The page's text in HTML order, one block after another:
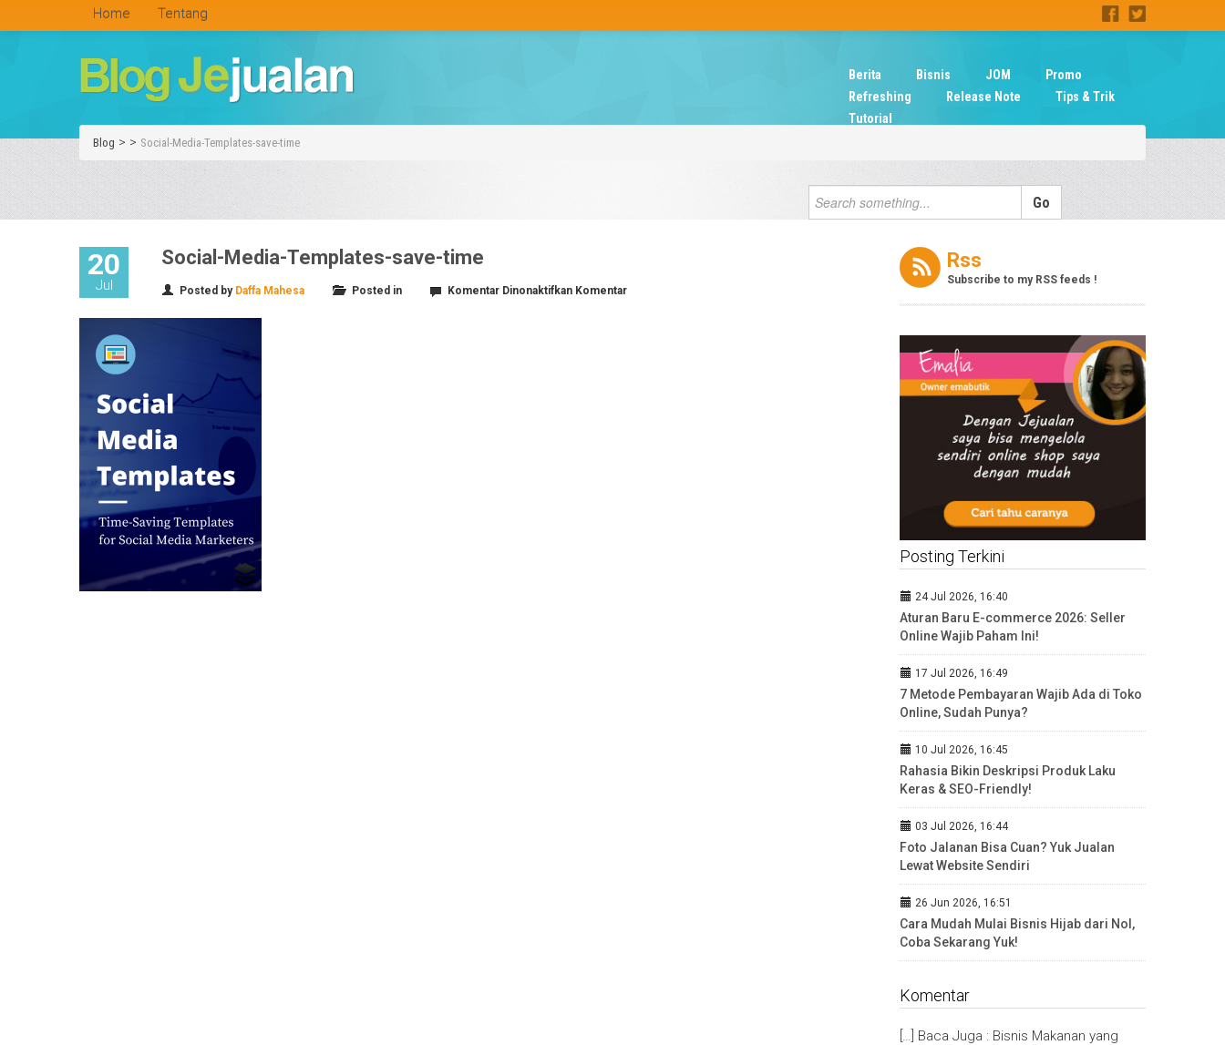
Home Tentang
Berita Bisnis JOM
Promo
Refreshing
Release Note
Tips & Trik
Tutorial
Blog > > Social-Media-Templates-save-time
20
Jul
Social-Media-Templates-save-time
Posted by Daffa Mahesa Posted in Komentar Dinonaktifkanpada
Komentar
Rss
Subscribe to my RSS feeds !
Posting Terkini
24 Jul 2026, 16:40
Aturan Baru E-commerce 2026: Seller
Online Wajib Paham Ini!
17 Jul 2026, 16:49
7 Metode Pembayaran Wajib Ada di Toko
Online, Sudah Punya?
10 Jul 2026, 16:45
Rahasia Bikin Deskripsi Produk Laku
Keras & SEO-Friendly!
03 Jul 2026, 16:44
Foto Jalanan Bisa Cuan? Yuk Jualan
Lewat Website Sendiri
26 Jun 2026, 16:51
Cara Mudah Mulai Bisnis Hijab dari Nol,
Coba Sekarang Yuk!
Komentar
[…] Baca Juga : Bisnis Makanan yang